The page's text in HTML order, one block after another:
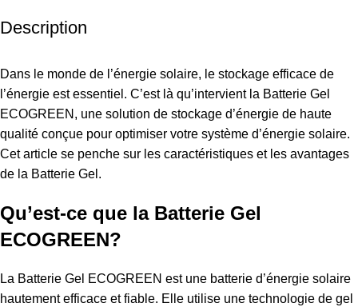
Description
Dans le monde de l’énergie solaire, le stockage efficace de
l’énergie est essentiel. C’est là qu’intervient la Batterie Gel
ECOGREEN, une solution de stockage d’énergie de haute
qualité conçue pour optimiser votre système d’énergie solaire.
Cet article se penche sur les caractéristiques et les avantages
de la Batterie Gel.
Qu’est-ce que la Batterie Gel
ECOGREEN?
La Batterie Gel ECOGREEN est une batterie d’énergie solaire
hautement efficace et fiable. Elle utilise une technologie de gel